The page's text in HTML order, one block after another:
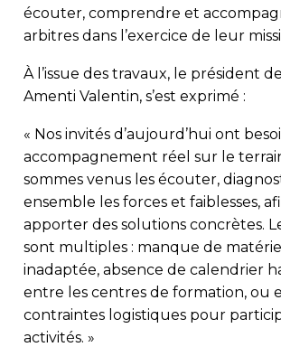
écouter, comprendre et
arbitres dans l’exercice de leur
À l’issue des travaux, le président
Amenti Valentin, s’est exprimé :
« Nos invités d’aujourd’hui ont
accompagnement réel sur le
sommes venus les écouter,
ensemble les forces et faiblesses,
apporter des solutions concrètes.
sont multiples : manque de
inadaptée, absence de calendrier
entre les centres de formation, ou
contraintes logistiques pour
activités. »